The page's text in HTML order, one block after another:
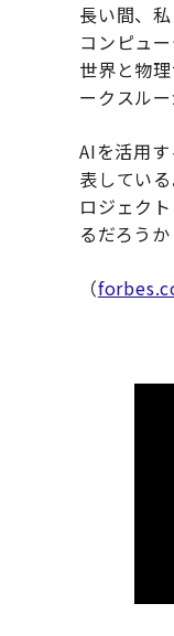
長い間、
コンピュ
世界と物
ークスル
AIを活用
表してい
ロジェク
るだろう
（